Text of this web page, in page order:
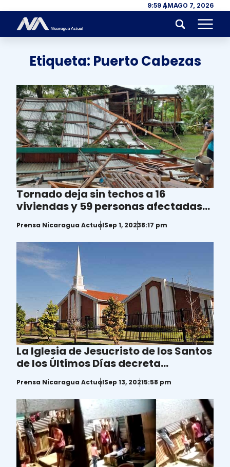
Skip to content 9:59 AMAGO 7, 2026
Menu
Etiqueta: Puerto Cabezas
Tornado deja sin techos a 16
viviendas y 59 personas afectadas
en Puerto Cabezas
Prensa Nicaragua ActualSep 1, 20238:17 pm
La Iglesia de Jesucristo de los Santos
de los Últimos Días decreta
cuarentena de protección para sus
miembros
Prensa Nicaragua ActualSep 13, 20215:58 pm